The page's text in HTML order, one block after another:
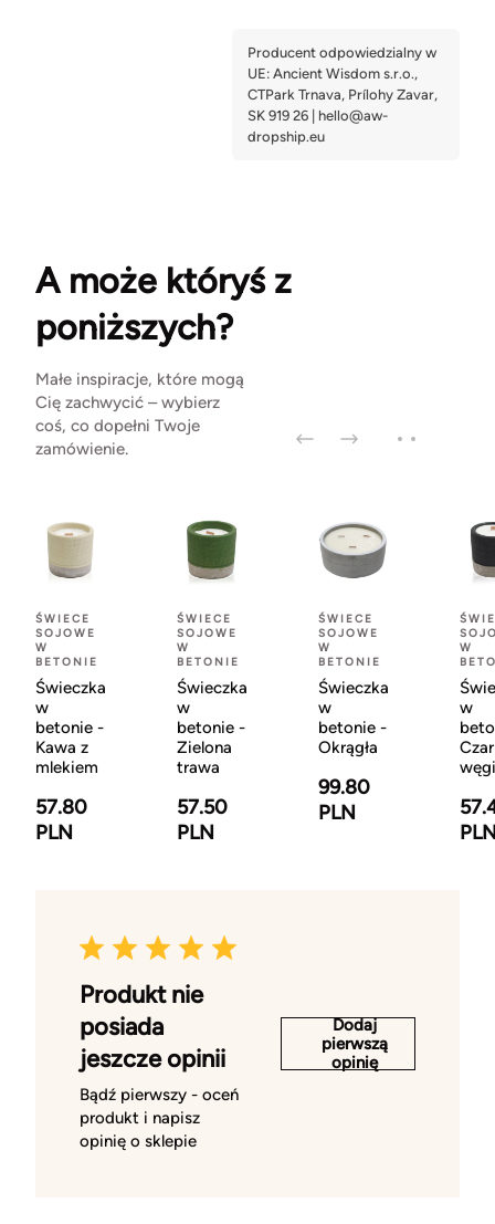
A może któryś z
poniższych?
Małe inspiracje, które mogą
Cię zachwycić – wybierz
coś, co dopełni Twoje
zamówienie.
ŚWIECE
SOJOWE
W
BETONIE
Świeczka
w
betonie -
Kawa z
mlekiem
57.80
PLN
ŚWIECE
SOJOWE
W
BETONIE
Świeczka
w
betonie -
Zielona
trawa
57.50
PLN
ŚWIECE
SOJOWE
W
BETONIE
Świeczka
w
betonie -
Okrągła
99.80
PLN
W
w
Produkt nie
posiada
jeszcze opinii
Bądź pierwszy - oceń
produkt i napisz
opinię o sklepie
Dodaj
pierwszą
opinię